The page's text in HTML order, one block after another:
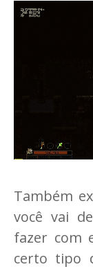
Também
você vai
fazer com
certo tipo